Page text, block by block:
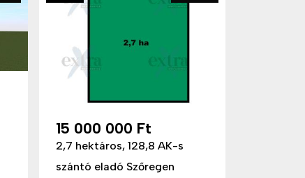
15 000 000 Ft
2,7 hektáros, 128,8 AK-s
szántó eladó Szőregen